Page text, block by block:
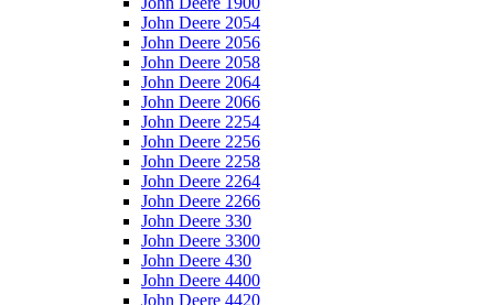
John Deere 2054
John Deere 2056
John Deere 2058
John Deere 2064
John Deere 2066
John Deere 2254
John Deere 2256
John Deere 2258
John Deere 2264
John Deere 2266
John Deere 330
John Deere 3300
John Deere 430
John Deere 4400
John Deere 4420